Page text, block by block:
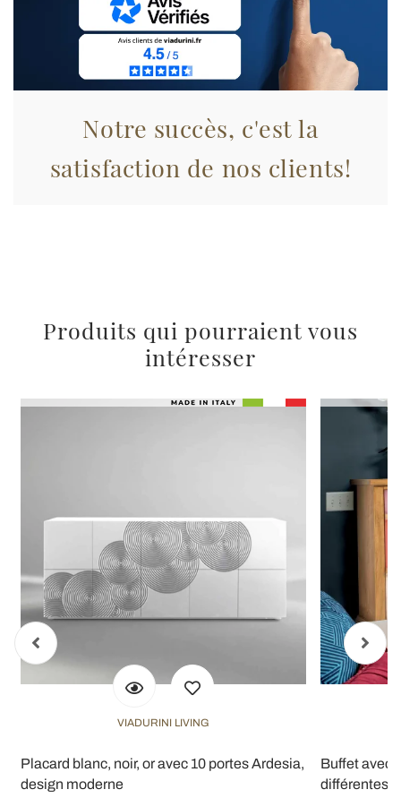
informazioni sul modo in cui utilizza il nostro sito con i
nostri partner che si occupano di analisi dei dati web,
pubblicità e social media, i quali potrebbero combinarle
con altre informazioni che ha fornito loro o che hanno
Notre succès, c'est la
satisfaction de nos clients!
Produits qui pourraient vous
intéresser
VIADURINI LIVING
Placard blanc, noir, or avec 10 portes Ardesia,
design moderne
Buffet avec
différentes